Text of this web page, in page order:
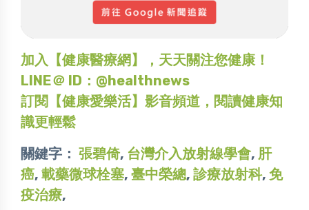
加入【健康醫療網】，天天關注您健康！
LINE＠ ID：@healthnews
訂閱【健康愛樂活】影音頻道，閱讀健康知
識更輕鬆
關鍵字： 張碧倚, 台灣介入放射線學會, 肝
癌, 載藥微球栓塞, 臺中榮總, 診療放射科, 免
疫治療,